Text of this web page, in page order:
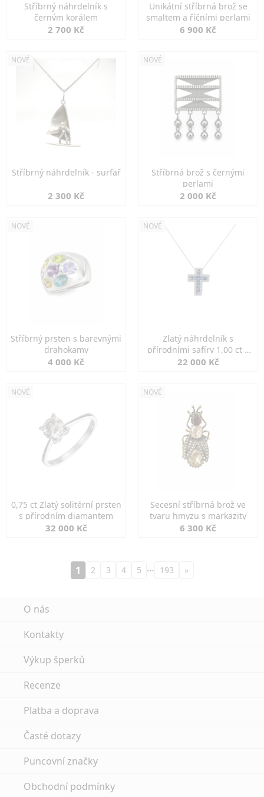
Stříbrný náhrdelník s
černým korálem
2 700 Kč
Unikátní stříbrná brož se
smaltem a říčními perlami
6 900 Kč
NOVÉ
Stříbrný náhrdelník - surfař
2 300 Kč
NOVÉ
Stříbrná brož s černými
perlami
2 000 Kč
NOVÉ
Stříbrný prsten s barevnými
drahokamy
4 000 Kč
NOVÉ
Zlatý náhrdelník s
přírodními safíry 1,00 ct a
diamanty
22 000 Kč
NOVÉ
0,75 ct Zlatý solitérní prsten
s přírodním diamantem
32 000 Kč
NOVÉ
Secesní stříbrná brož ve
tvaru hmyzu s markazity
6 300 Kč
1 2 3 4 5 … 193 »
O nás
Kontakty
Výkup šperků
Recenze
Platba a doprava
Časté dotazy
Puncovní značky
Obchodní podmínky